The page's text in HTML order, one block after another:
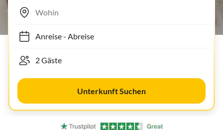
Anreise- Abreise
Unterkunft Suchen